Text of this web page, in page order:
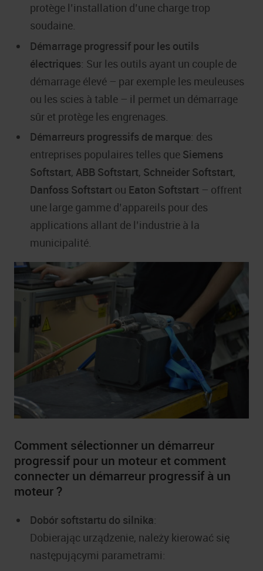
protège l’installation d’une charge trop
soudaine.
Démarrage progressif pour les outils
électriques: Sur les outils ayant un couple de
démarrage élevé – par exemple les meuleuses
ou les scies à table – il permet un démarrage
sûr et protège les engrenages.
Démarreurs progressifs de marque: des
entreprises populaires telles que Siemens
Softstart, ABB Softstart, Schneider Softstart,
Danfoss Softstart ou Eaton Softstart – offrent
une large gamme d’appareils pour des
applications allant de l’industrie à la
municipalité.
Comment sélectionner un démarreur
progressif pour un moteur et comment
connecter un démarreur progressif à un
moteur ?
Dobór softstartu do silnika:
Dobierając urządzenie, należy kierować się
następującymi parametrami: